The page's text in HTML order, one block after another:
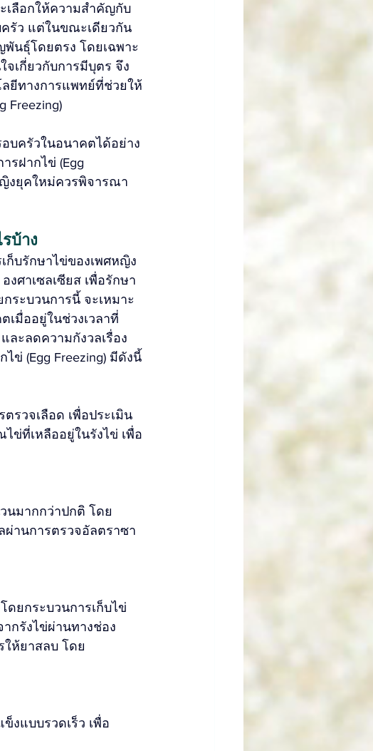
เลือกให้ความสำคัญกับ
ครัว แต่ในขณะเดียวกัน
พันธุ์โดยตรง โดยเฉพาะ
เกี่ยวกับการมีบุตร จึง
ลยีทางการแพทย์ที่ช่วยให้
Freezing)
บครัวในอนาคตได้อย่าง
รฝากไข่ (Egg
ญิงยุคใหม่ควรพิจารณา
บ้าง
ก็บรักษาไข่ของเพศหญิง
ศาเซลเซียส เพื่อรักษา
ระบวนการนี้ จะเหมาะ
มื่ออยู่ในช่วงเวลาที่
ละลดความกังวลเรื่อง
(Egg Freezing) มีดังนี้
รวจเลือด เพื่อประเมิน
ข่ที่เหลืออยู่ในรังไข่ เพื่อ
นมากกว่าปกติ โดย
ผ่านการตรวจอัลตราซา
ดยกระบวนการเก็บไข่
กรังไข่ผ่านทางช่อง
ให้ยาสลบ โดย
งแบบรวดเร็ว เพื่อ